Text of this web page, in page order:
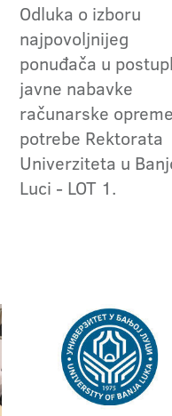
Odluka o izboru
najpovoljnijeg
ponuđača u
javne nabavke
računarske
potrebe Rektorata
Univerziteta u
Luci - LOT 1.